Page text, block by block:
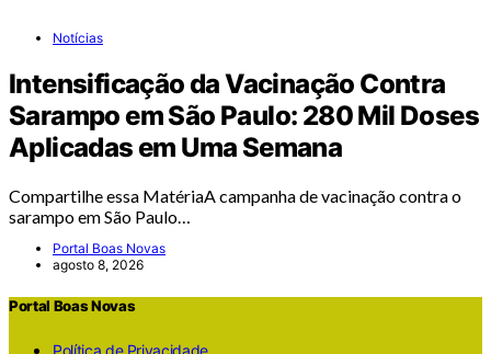
Notícias
Intensificação da Vacinação Contra
Sarampo em São Paulo: 280 Mil Doses
Aplicadas em Uma Semana
Compartilhe essa MatériaA campanha de vacinação contra o
sarampo em São Paulo…
Portal Boas Novas
agosto 8, 2026
Portal Boas Novas
Política de Privacidade